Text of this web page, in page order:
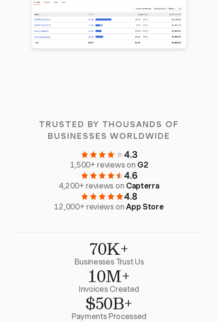
TRUSTED BY THOUSANDS OF
BUSINESSES WORLDWIDE
4.3
1,500+ reviews on G2
4.6
4,200+ reviews on Capterra
4.8
12,000+ reviews onApp Store
70K+
Businesses Trust Us
10M+
Invoices Created
$50B+
Payments Processed